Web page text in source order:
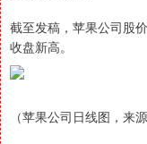
截至发稿，苹果公司股
收盘新高。
（苹果公司日线图，来